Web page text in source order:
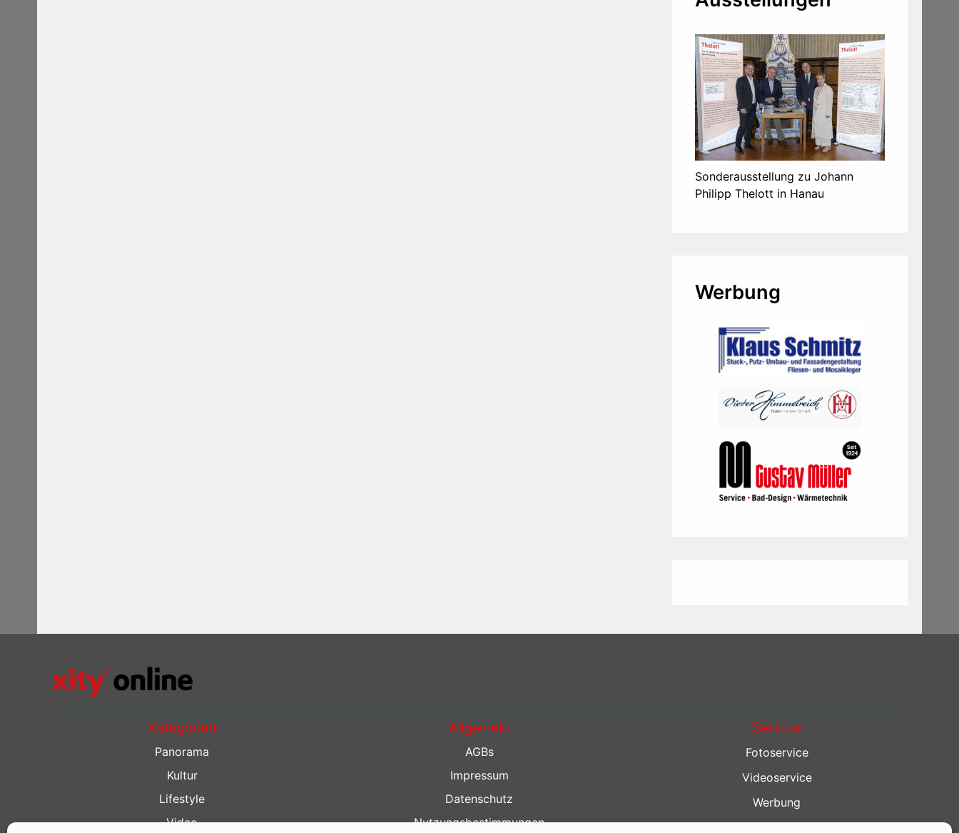
Sonderausstellung zu Johann
Philipp Thelott in Hanau
Werbung
Kategorien
Panorama
Kultur
Lifestyle
Video
Allgemein
AGBs
Impressum
Datenschutz
Nutzungsbestimmungen
Service
Fotoservice
Videoservice
Werbung